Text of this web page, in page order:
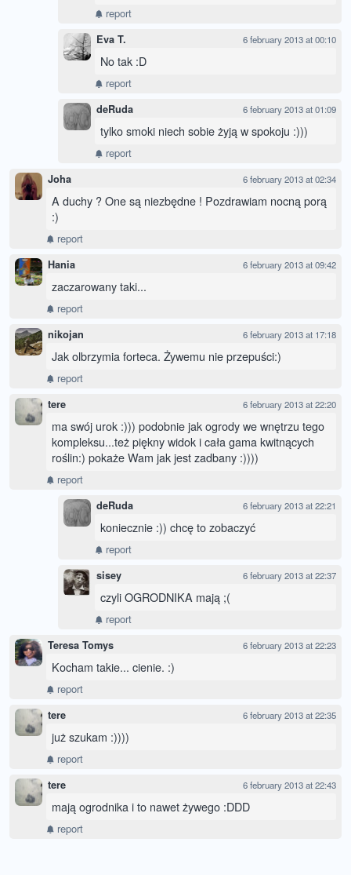
report
Eva T. 6 february 2013 at 00:10
No tak :D
report
deRuda 6 february 2013 at 01:09
tylko smoki niech sobie żyją w spokoju :)))
report
Joha 6 february 2013 at 02:34
A duchy ? One są niezbędne ! Pozdrawiam nocną porą
:)
report
Hania 6 february 2013 at 09:42
zaczarowany taki...
report
nikojan 6 february 2013 at 17:18
Jak olbrzymia forteca. Żywemu nie przepuści:)
report
tere 6 february 2013 at 22:20
ma swój urok :))) podobnie jak ogrody we wnętrzu tego
kompleksu...też piękny widok i cała gama kwitnących
roślin:) pokaże Wam jak jest zadbany :))))
report
deRuda 6 february 2013 at 22:21
koniecznie :)) chcę to zobaczyć
report
sisey 6 february 2013 at 22:37
czyli OGRODNIKA mają ;(
report
Teresa Tomys 6 february 2013 at 22:23
Kocham takie... cienie. :)
report
tere 6 february 2013 at 22:35
już szukam :))))
report
tere 6 february 2013 at 22:43
mają ogrodnika i to nawet żywego :DDD
report